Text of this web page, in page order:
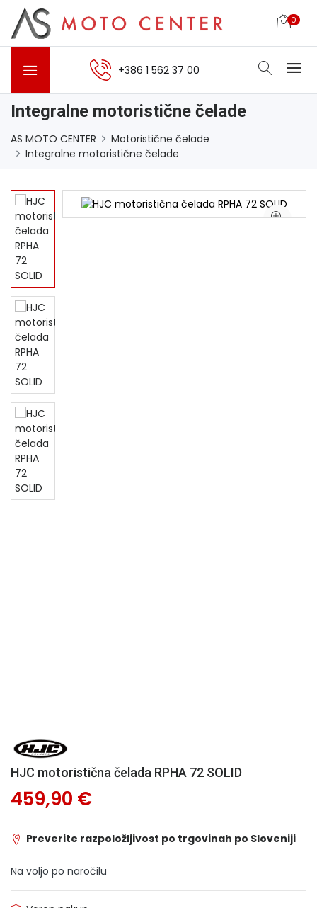
0
+386 1 562 37 00
Integralne motoristične čelade
AS MOTO CENTER
Motoristične čelade
Integralne motoristične čelade
HJC motoristična čelada RPHA 72 SOLID
459,90 €
Preverite razpoložljivost po trgovinah po Sloveniji
Na voljo po naročilu